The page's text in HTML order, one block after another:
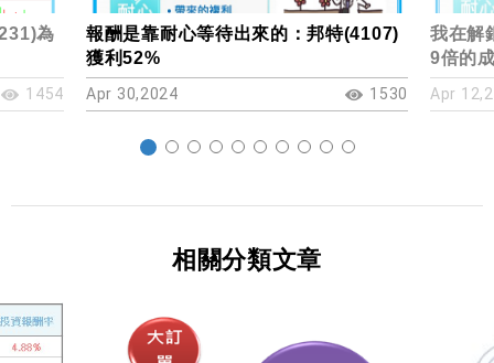
為
1454
報酬是靠耐心等待出來的：邦特(4107)
獲利52%
Apr 30,2024 1530
我在解
9倍的
Apr
相關分類文章